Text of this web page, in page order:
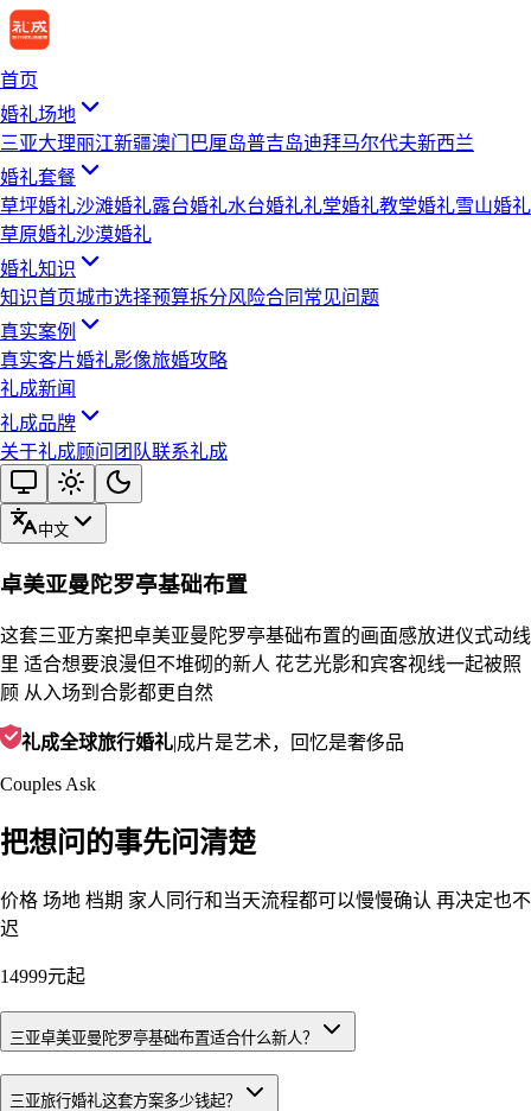
首页
婚礼场地
三亚大理丽江新疆澳门 巴厘岛普吉岛迪拜马尔代夫新西兰
婚礼套餐
草坪婚礼沙滩婚礼露台婚礼水台婚礼礼堂婚礼教堂婚礼雪山婚礼
草原婚礼沙漠婚礼
婚礼知识
知识首页城市选择预算拆分风险合同 常见问题
真实案例
真实客片婚礼影像旅婚攻略
礼成新闻
礼成品牌
关于礼成顾问团队联系礼成
中文
卓美亚曼陀罗亭基础布置
这套三亚方案把卓美亚曼陀罗亭基础布置的画面感放进仪式动线
里 适合想要浪漫但不堆砌的新人 花艺光影和宾客视线一起被照
顾 从入场到合影都更自然
礼成全球旅行婚礼|成片是艺术，回忆是奢侈品
Couples Ask
把想问的事先问清楚
价格 场地 档期 家人同行和当天流程都可以慢慢确认 再决定也不
迟
14999元起
三亚卓美亚曼陀罗亭基础布置适合什么新人？
三亚旅行婚礼这套方案多少钱起？